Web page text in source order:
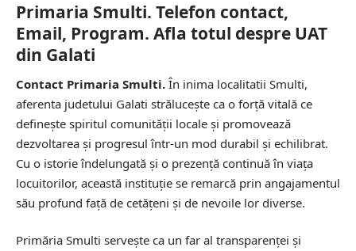
Primaria Smulti. Telefon contact,
Email, Program. Afla totul despre UAT
din Galati
Contact Primaria Smulti. În inima localitatii Smulti,
aferenta judetului Galati strălucește ca o forță vitală ce
definește spiritul comunității locale și promovează
dezvoltarea și progresul într-un mod durabil și echilibrat.
Cu o istorie îndelungată și o prezență continuă în viața
locuitorilor, această instituție se remarcă prin angajamentul
său profund față de cetățeni și de nevoile lor diverse.
Primăria Smulti servește ca un far al transparenței și